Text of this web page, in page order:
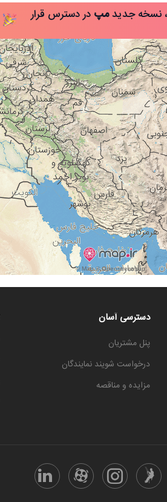
دسترسی آسان
پنل مشتریان
درخواست شویند نمایندگان
مزایده و مناقصه